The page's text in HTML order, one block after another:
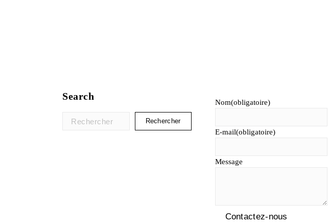
Search
Rechercher :
Nom(obligatoire)
E-mail(obligatoire)
Message
Contactez-nous